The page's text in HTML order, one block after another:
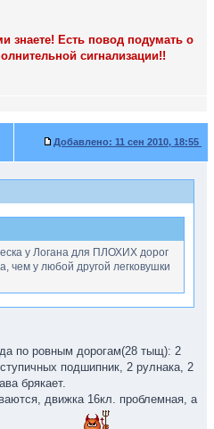
знаете! Есть повод подумать о
сигнализации!!
Добавлено: 11 сен 2010, 18:55
у Логана для ПЛОХИХ дорог
чем у любой другой легковушки
по ровным дорогам(28 тыщ): 2
подшипник, 2 рулнака, 2
брякает.
движка 16кл. проблемная, а